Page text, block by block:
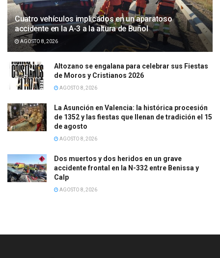
Cuatro vehículos implicados en un aparatoso
accidente en la A-3 a la altura de Buñol
AGOSTO 8, 2026
Altozano se engalana para celebrar sus Fiestas
de Moros y Cristianos 2026
AGOSTO 8, 2026
La Asunción en Valencia: la histórica procesión
de 1352 y las fiestas que llenan de tradición el 15
de agosto
AGOSTO 8, 2026
Dos muertos y dos heridos en un grave
accidente frontal en la N-332 entre Benissa y
Calp
AGOSTO 8, 2026